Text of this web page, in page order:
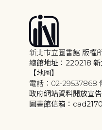
新北市立圖書館 版權
總館地址：220218
【地圖】
電話：02-29537868
政府網站資料開放宣告
圖書館信箱：